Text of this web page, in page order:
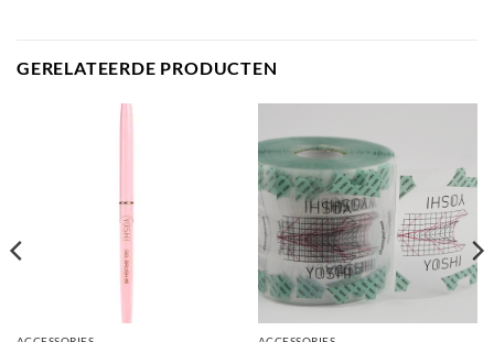
GERELATEERDE PRODUCTEN